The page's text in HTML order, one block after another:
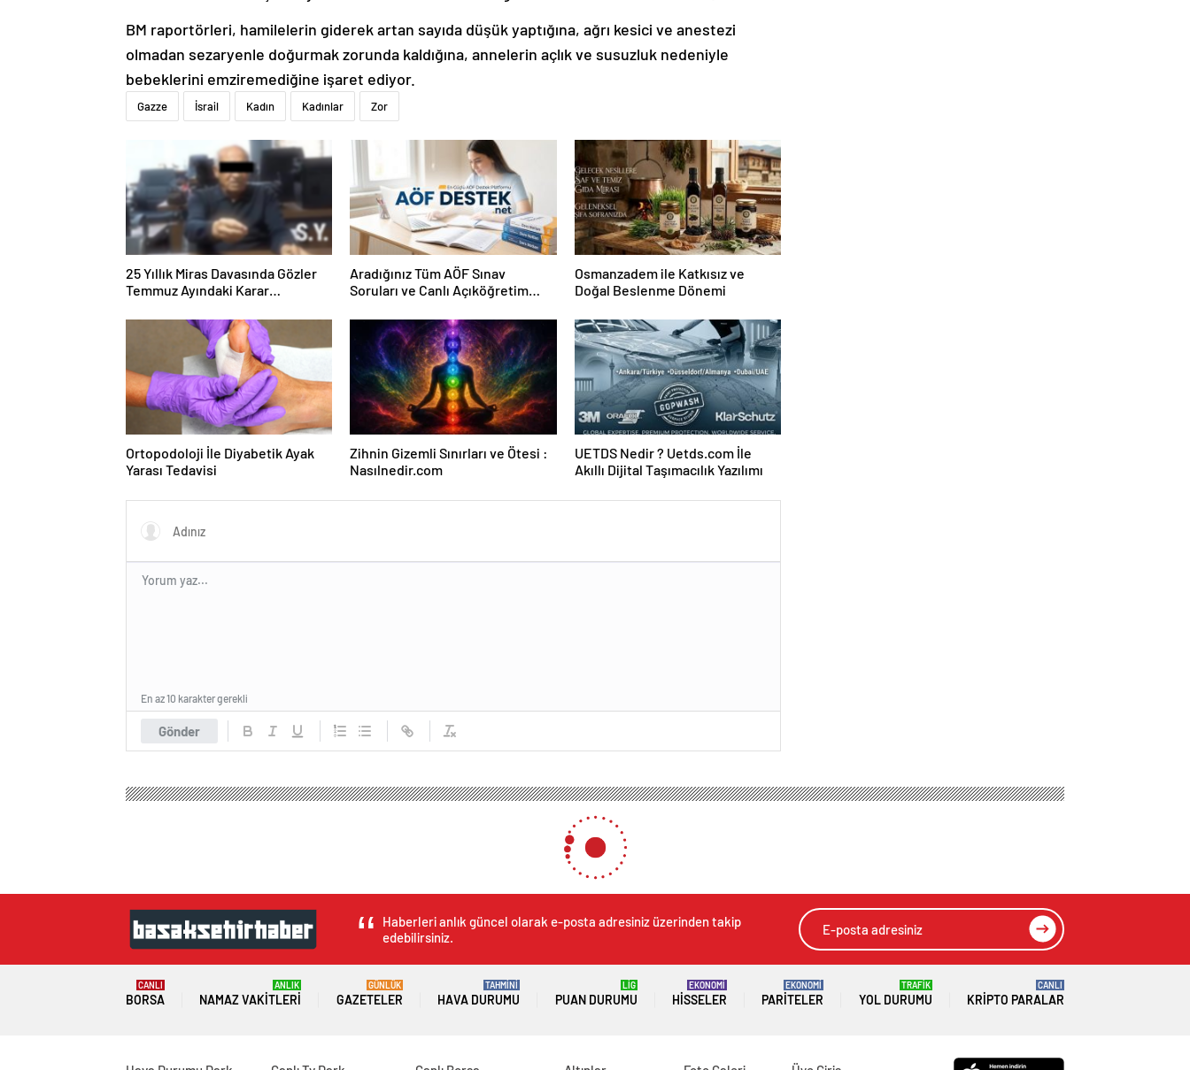
BM raportörleri, hamilelerin giderek artan sayıda düşük yaptığına, ağrı kesici ve anestezi
olmadan sezaryenle doğurmak zorunda kaldığına, annelerin açlık ve susuzluk nedeniyle
bebeklerini emziremediğine işaret ediyor.
Gazze İsrail Kadın Kadınlar Zor
25 Yıllık Miras Davasında Gözler
Temmuz Ayındaki Karar
Aradığınız Tüm AÖF Sınav
Soruları ve Canlı Açıköğretim
Osmanzadem ile Katkısız ve
Doğal Beslenme Dönemi
Ortopodoloji İle Diyabetik Ayak
Yarası Tedavisi
Zihnin Gizemli Sınırları ve Ötesi :
Nasılnedir.com
UETDS Nedir ? Uetds.com İle
Akıllı Dijital Taşımacılık Yazılımı
Gönder
En az 10 karakter gerekli
Haberleri anlık güncel olarak e-posta adresiniz üzerinden takip
edebilirsiniz.
BORSA
CANLI
NAMAZ VAKITLERI
ANLIK
GAZETELER
GÜNLÜK
HAVA DURUMU
TAHMİNİ
PUAN DURUMU
LİG
HISSELER
EKONOMİ
PARITELER
EKONOMİ
YOL DURUMU
TRAFİK
KRIPTO PARALAR
CANLI